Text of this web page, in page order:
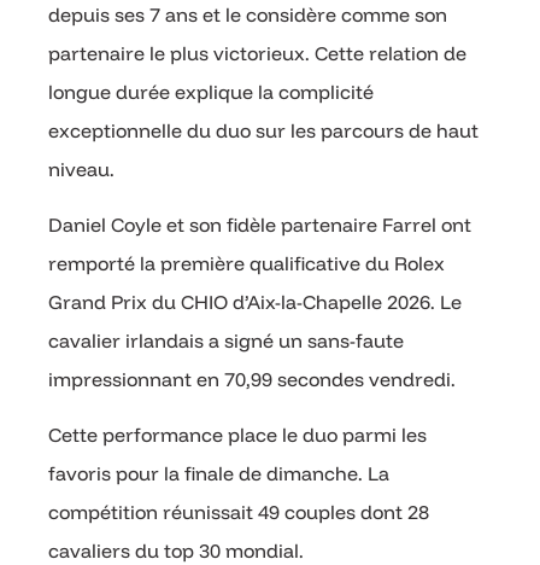
depuis ses 7 ans et le considère comme son
partenaire le plus victorieux. Cette relation de
longue durée explique la complicité
exceptionnelle du duo sur les parcours de haut
niveau.
Daniel Coyle et son fidèle partenaire Farrel ont
remporté la première qualificative du Rolex
Grand Prix du CHIO d’Aix-la-Chapelle 2026. Le
cavalier irlandais a signé un sans-faute
impressionnant en 70,99 secondes vendredi.
Cette performance place le duo parmi les
favoris pour la finale de dimanche. La
compétition réunissait 49 couples dont 28
cavaliers du top 30 mondial.